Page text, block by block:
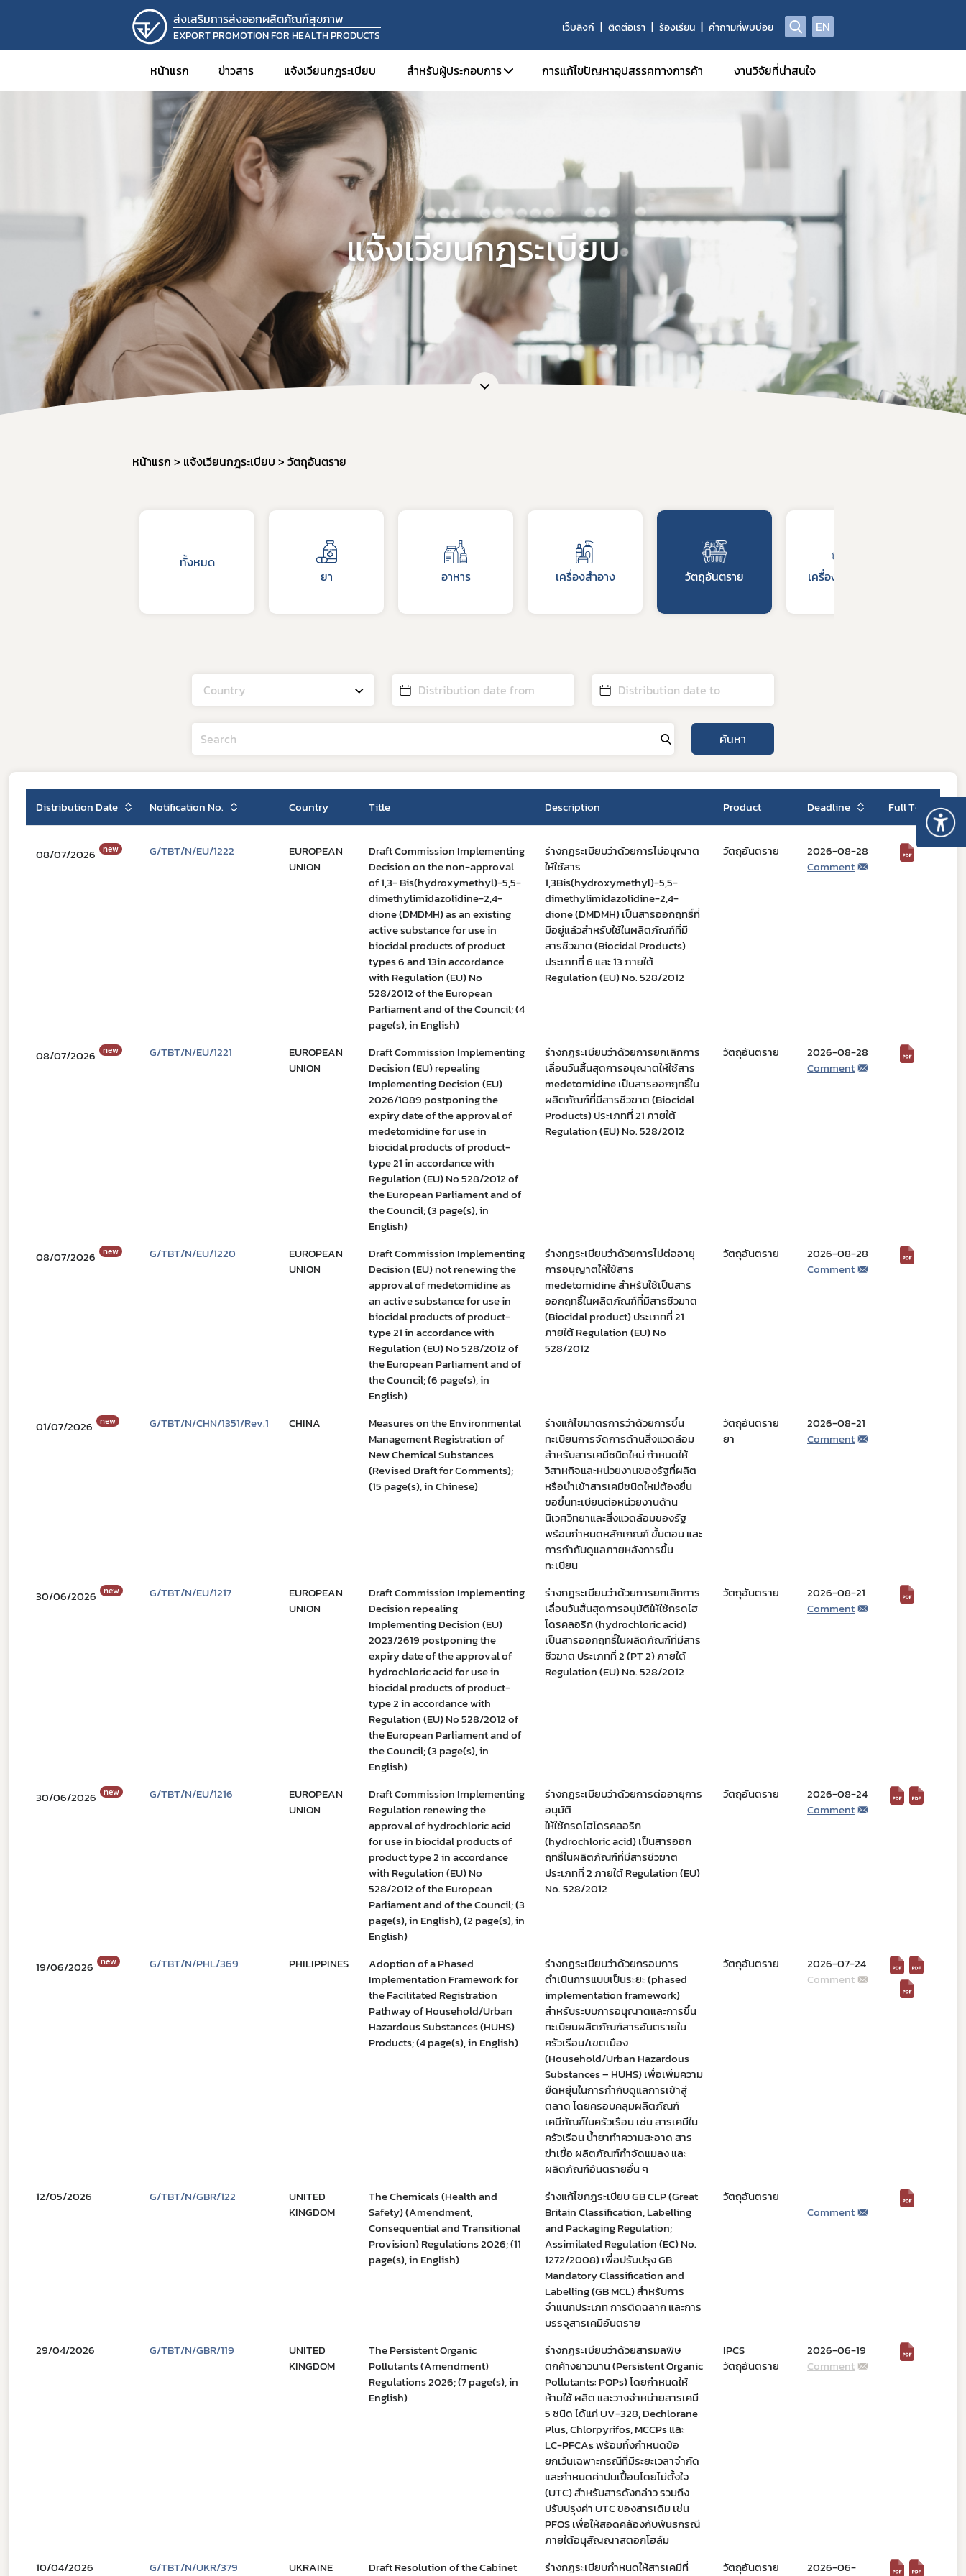
ส่งเสริมการส่งออกผลิตภัณฑ์สุขภาพ
EXPORT PROMOTION FOR HEALTH PRODUCTS
เว็บลิงก์ ติดต่อเรา ร้องเรียน คำถามที่พบบ่อย EN
หน้าแรก ข่าวสาร แจ้งเวียนกฎระเบียบ สำหรับผู้ประกอบการ
โครงการส่งเสริมการส่งออกผลิตภัณฑ์สุขภาพไทยสู่ตลาดโลก
การแก้ไขปัญหาอุปสรรคทางการค้า งานวิจัยที่น่าสนใจ
แจ้งเวียนกฎระเบียบ
หน้าแรก แจ้งเวียนกฎระเบียบ วัตถุอันตราย
ทั้งหมด
ยา
อาหาร เครื่องสำอาง วัตถุอันตราย เครื่องมือแพทย์
Country
ค้นหา
Distribution Date Notification No. Country Title Description Product Deadline Full Text
08/07/2026 new G/TBT/N/EU/1222
EUROPEAN
UNION
Draft Commission Implementing
Decision on the non-approval
of 1,3- Bis(hydroxymethyl)-5,5-
dimethylimidazolidine-2,4-
dione (DMDMH) as an existing
active substance for use in
biocidal products of product
types 6 and 13in accordance
with Regulation (EU) No
528/2012 of the European
Parliament and of the Council; (4
page(s), in English)
ร่างกฎระเบียบว่าด้วยการไม่อนุญาต
ให้ใช้สาร
1,3Bis(hydroxymethyl)-5,5-
dimethylimidazolidine-2,4-
dione (DMDMH) เป็นสารออกฤทธิ์ที่
มีอยู่แล้วสำหรับใช้ในผลิตภัณฑ์ที่มี
สารชีวฆาต (Biocidal Products)
ประเภทที่ 6 และ 13 ภายใต้
Regulation (EU) No. 528/2012
วัตถุอันตราย
2026-08-28
Comment
08/07/2026 new G/TBT/N/EU/1221
EUROPEAN
UNION
Draft Commission Implementing
Decision (EU) repealing
Implementing Decision (EU)
2026/1089 postponing the
expiry date of the approval of
medetomidine for use in
biocidal products of product-
type 21 in accordance with
Regulation (EU) No 528/2012 of
the European Parliament and of
the Council; (3 page(s), in
English)
ร่างกฎระเบียบว่าด้วยการยกเลิกการ
เลื่อนวันสิ้นสุดการอนุญาตให้ใช้สาร
medetomidine เป็นสารออกฤทธิ์ใน
ผลิตภัณฑ์ที่มีสารชีวฆาต (Biocidal
Products) ประเภทที่ 21 ภายใต้
Regulation (EU) No. 528/2012
วัตถุอันตราย
2026-08-28
Comment
08/07/2026 new G/TBT/N/EU/1220
EUROPEAN
UNION
Draft Commission Implementing
Decision (EU) not renewing the
approval of medetomidine as
an active substance for use in
biocidal products of product-
type 21 in accordance with
Regulation (EU) No 528/2012 of
the European Parliament and of
the Council; (6 page(s), in
English)
ร่างกฎระเบียบว่าด้วยการไม่ต่ออายุ
การอนุญาตให้ใช้สาร
medetomidine สำหรับใช้เป็นสาร
ออกฤทธิ์ในผลิตภัณฑ์ที่มีสารชีวฆาต
(Biocidal product) ประเภทที่ 21
ภายใต้ Regulation (EU) No
528/2012
วัตถุอันตราย
2026-08-28
Comment
01/07/2026 new G/TBT/N/CHN/1351/Rev.1 CHINA
Measures on the Environmental
Management Registration of
New Chemical Substances
(Revised Draft for Comments);
(15 page(s), in Chinese)
ร่างแก้ไขมาตรการว่าด้วยการขึ้น
ทะเบียนการจัดการด้านสิ่งแวดล้อม
สำหรับสารเคมีชนิดใหม่ กำหนดให้
วิสาหกิจและหน่วยงานของรัฐที่ผลิต
หรือนำเข้าสารเคมีชนิดใหม่ต้องยื่น
ขอขึ้นทะเบียนต่อหน่วยงานด้าน
นิเวศวิทยาและสิ่งแวดล้อมของรัฐ
พร้อมกำหนดหลักเกณฑ์ ขั้นตอน และ
การกำกับดูแลภายหลังการขึ้น
ทะเบียน
วัตถุอันตราย
ยา
2026-08-21
Comment
30/06/2026 new G/TBT/N/EU/1217
EUROPEAN
UNION
Draft Commission Implementing
Decision repealing
Implementing Decision (EU)
2023/2619 postponing the
expiry date of the approval of
hydrochloric acid for use in
biocidal products of product-
type 2 in accordance with
Regulation (EU) No 528/2012 of
the European Parliament and of
the Council; (3 page(s), in
English)
ร่างกฎระเบียบว่าด้วยการยกเลิกการ
เลื่อนวันสิ้นสุดการอนุมัติให้ใช้กรดไฮ
โดรคลอริก (hydrochloric acid)
เป็นสารออกฤทธิ์ในผลิตภัณฑ์ที่มีสาร
ชีวฆาต ประเภทที่ 2 (PT 2) ภายใต้
Regulation (EU) No. 528/2012
วัตถุอันตราย
2026-08-21
Comment
30/06/2026 new G/TBT/N/EU/1216
EUROPEAN
UNION
Draft Commission Implementing
Regulation renewing the
approval of hydrochloric acid
for use in biocidal products of
product type 2 in accordance
with Regulation (EU) No
528/2012 of the European
Parliament and of the Council; (3
page(s), in English), (2 page(s), in
English)
ร่างกฎระเบียบว่าด้วยการต่ออายุการ
อนุมัติ
ให้ใช้กรดไฮโดรคลอริก
(hydrochloric acid) เป็นสารออก
ฤทธิ์ในผลิตภัณฑ์ที่มีสารชีวฆาต
ประเภทที่ 2 ภายใต้ Regulation (EU)
No. 528/2012
วัตถุอันตราย
2026-08-24
Comment
19/06/2026 new G/TBT/N/PHL/369 PHILIPPINES
Adoption of a Phased
Implementation Framework for
the Facilitated Registration
Pathway of Household/Urban
Hazardous Substances (HUHS)
Products; (4 page(s), in English)
ร่างกฎระเบียบว่าด้วยกรอบการ
ดำเนินการแบบเป็นระยะ (phased
implementation framework)
สำหรับระบบการอนุญาตและการขึ้น
ทะเบียนผลิตภัณฑ์สารอันตรายใน
ครัวเรือน/เขตเมือง
(Household/Urban Hazardous
Substances – HUHS) เพื่อเพิ่มความ
ยืดหยุ่นในการกำกับดูแลการเข้าสู่
ตลาด โดยครอบคลุมผลิตภัณฑ์
เคมีภัณฑ์ในครัวเรือน เช่น สารเคมีใน
ครัวเรือน น้ำยาทำความสะอาด สาร
ฆ่าเชื้อ ผลิตภัณฑ์กำจัดแมลง และ
ผลิตภัณฑ์อันตรายอื่น ๆ
วัตถุอันตราย
2026-07-24
Comment
12/05/2026 G/TBT/N/GBR/122
UNITED
KINGDOM
The Chemicals (Health and
Safety) (Amendment,
Consequential and Transitional
Provision) Regulations 2026; (11
page(s), in English)
ร่างแก้ไขกฎระเบียบ GB CLP (Great
Britain Classification, Labelling
and Packaging Regulation;
Assimilated Regulation (EC) No.
1272/2008) เพื่อปรับปรุง GB
Mandatory Classification and
Labelling (GB MCL) สำหรับการ
จำแนกประเภท การติดฉลาก และการ
บรรจุสารเคมีอันตราย
วัตถุอันตราย
Comment
29/04/2026 G/TBT/N/GBR/119
UNITED
KINGDOM
The Persistent Organic
Pollutants (Amendment)
Regulations 2026; (7 page(s), in
English)
ร่างกฎระเบียบว่าด้วยสารมลพิษ
ตกค้างยาวนาน (Persistent Organic
Pollutants: POPs) โดยกำหนดให้
ห้ามใช้ ผลิต และวางจำหน่ายสารเคมี
5 ชนิด ได้แก่ UV-328, Dechlorane
Plus, Chlorpyrifos, MCCPs และ
LC-PFCAs พร้อมทั้งกำหนดข้อ
ยกเว้นเฉพาะกรณีที่มีระยะเวลาจำกัด
และกำหนดค่าปนเปื้อนโดยไม่ตั้งใจ
(UTC) สำหรับสารดังกล่าว รวมถึง
ปรับปรุงค่า UTC ของสารเดิม เช่น
PFOS เพื่อให้สอดคล้องกับพันธกรณี
ภายใต้อนุสัญญาสตอกโฮล์ม
IPCS
วัตถุอันตราย
2026-06-19
Comment
10/04/2026 G/TBT/N/UKR/379 UKRAINE
Draft Resolution of the Cabinet
ร่างกฎระเบียบกำหนดให้สารเคมีที่
วัตถุอันตราย
2026-06-
Subscribe
เลือกหัวข้อที่ท่านต้องการ Subscribe
ประกาศกฎหมาย